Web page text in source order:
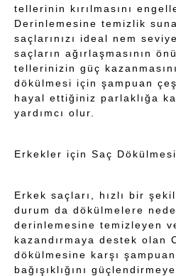
tellerinin kırılmasını
Derinlemesine temizlik
saçlarınızı ideal nem
saçların ağırlaşmasının
tellerinizin güç
dökülmesi için şampuan
hayal ettiğiniz parlaklığa
yardımcı olur.
Erkekler için Saç
Erkek saçları, hızlı bir
durum da dökülmelere
derinlemesine temizleyen
kazandırmaya destek olan
dökülmesine karşı
bağışıklığını